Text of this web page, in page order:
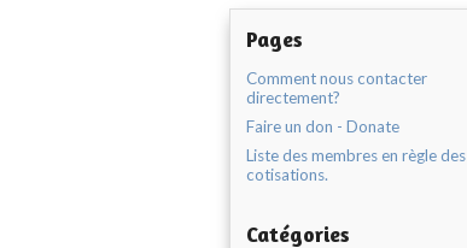
Pages
Comment nous contacter
directement?
Faire un don - Donate
Liste des membres en règle des
cotisations.
Catégories